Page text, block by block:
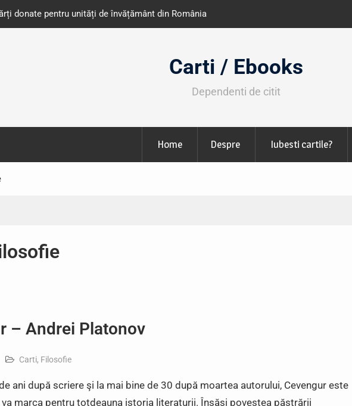
donate pentru unități de învățământ din România
octombrie
Carti / Ebooks
Dependenti de citit
Home Despre Iubesti cartile?
– Andrei Platonov
Carti, Filosofie
ani după scriere şi la mai bine de 30 după moartea autorului, Cevengur este
va marca pentru totdeauna istoria literaturii. Însăşi povestea păstrării